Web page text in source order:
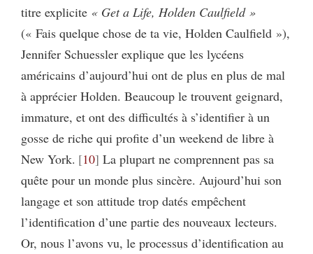
titre explicite « Get a Life, Holden Caulfield »
(« Fais quelque chose de ta vie, Holden Caulfield »),
Jennifer Schuessler explique que les lycéens
américains d’aujourd’hui ont de plus en plus de mal
à apprécier Holden. Beaucoup le trouvent geignard,
immature, et ont des difficultés à s’identifier à un
gosse de riche qui profite d’un weekend de libre à
New York. 10 La plupart ne comprennent pas sa
quête pour un monde plus sincère. Aujourd’hui son
langage et son attitude trop datés empêchent
l’identification d’une partie des nouveaux lecteurs.
Or, nous l’avons vu, le processus d’identification au